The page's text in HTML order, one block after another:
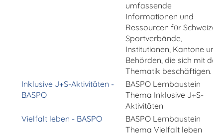
umfassende
Informationen und
Ressourcen für Schweizer
Sportverbände,
Institutionen, Kantone und
Behörden, die sich mit der
Thematik beschäftigen.
Inklusive J+S-Aktivitäten -
BASPO
BASPO Lernbaustein
Thema Inklusive J+S-
Aktivitäten
Vielfalt leben - BASPO
BASPO Lernbaustein
Thema Vielfalt leben